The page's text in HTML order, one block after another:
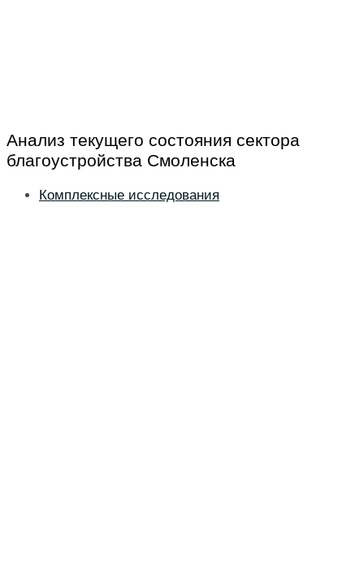
Анализ текущего состояния сектора
благоустройства Смоленска
Комплексные исследования